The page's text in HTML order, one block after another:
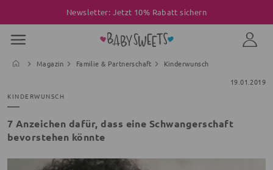
Newsletter: Jetzt 10% Rabatt sichern
Magazin Familie & Partnerschaft
Kinderwunsch
19.01.2019
KINDERWUNSCH
7 Anzeichen dafür, dass eine Schwangerschaft
bevorstehen könnte